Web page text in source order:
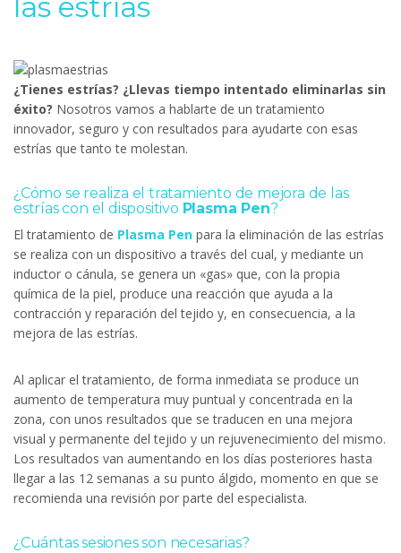
¿Tienes estrías? ¿Llevas tiempo intentado eliminarlas sin
éxito? Nosotros vamos a hablarte de un tratamiento
innovador, seguro y con resultados para ayudarte con esas
estrías que tanto te molestan.
¿Cómo se realiza el tratamiento de mejora de las
estrías con el dispositivo Plasma Pen?
El tratamiento de Plasma Pen para la eliminación de las estrías
se realiza con un dispositivo a través del cual, y mediante un
inductor o cánula, se genera un «gas» que, con la propia
química de la piel, produce una reacción que ayuda a la
contracción y reparación del tejido y, en consecuencia, a la
mejora de las estrías.
Al aplicar el tratamiento, de forma inmediata se produce un
aumento de temperatura muy puntual y concentrada en la
zona, con unos resultados que se traducen en una mejora
visual y permanente del tejido y un rejuvenecimiento del mismo.
Los resultados van aumentando en los días posteriores hasta
llegar a las 12 semanas a su punto álgido, momento en que se
recomienda una revisión por parte del especialista.
¿Cuántas sesiones son necesarias?